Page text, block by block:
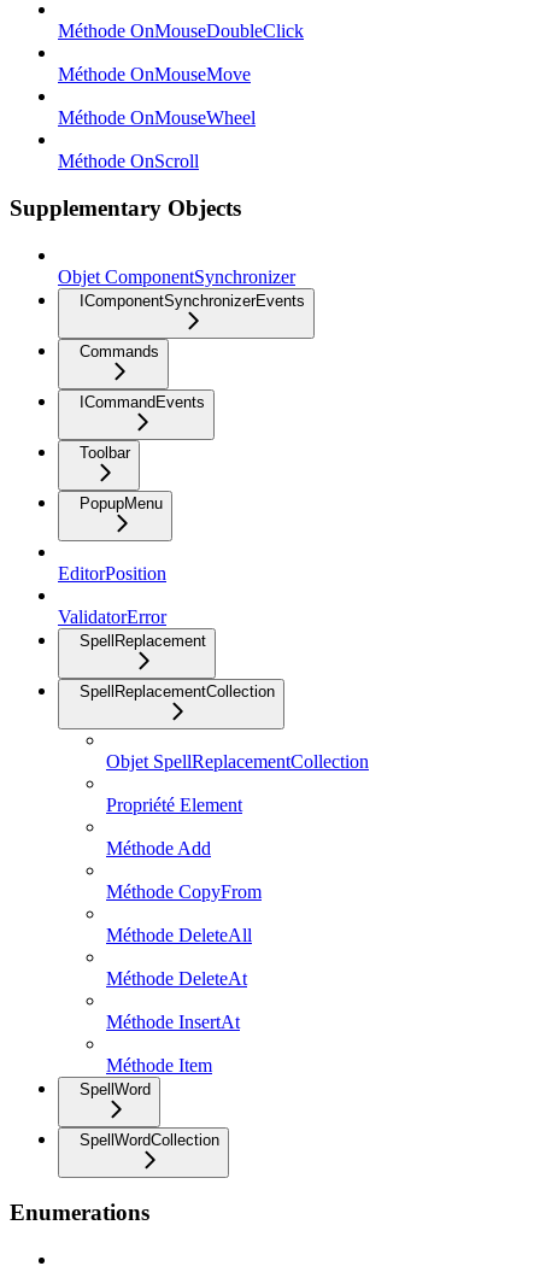
Méthode OnMouseDoubleClick
Méthode OnMouseMove
Méthode OnMouseWheel
Méthode OnScroll
Supplementary Objects
Objet ComponentSynchronizer
IComponentSynchronizerEvents
Commands
ICommandEvents
Toolbar
PopupMenu
EditorPosition
ValidatorError
SpellReplacement
SpellReplacementCollection
Objet SpellReplacementCollection
Propriété Element
Méthode Add
Méthode CopyFrom
Méthode DeleteAll
Méthode DeleteAt
Méthode InsertAt
Méthode Item
SpellWord
SpellWordCollection
Enumerations